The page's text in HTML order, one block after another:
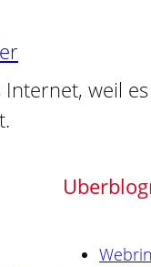
Internet, weil